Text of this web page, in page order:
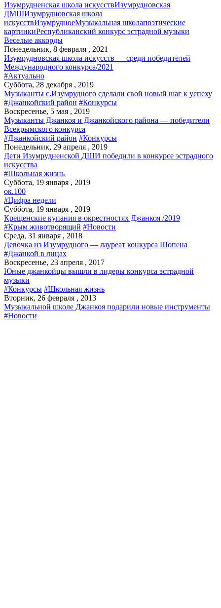
Изумрудненская школа искусствИзумрудновская
ДМШИзумрудновская школа
искусствИзумрудноеМузыкальная школапоэтические
картинкиРеспубликанский конкурс эстрадной музыки
Веселые аккорды
Понедельник, 8 февраля , 2021
Изумрудновская школа искусств — среди победителей
Международного конкурса/2021
#Актуально
Суббота, 28 декабря , 2019
Музыканты с.Изумрудного сделали свой новый шаг к успеху
#Джанкойский район #Конкурсы
Воскресенье, 5 мая , 2019
Музыканты Джанкоя и Джанкойского района — победители
Всекрымского конкурса
#Джанкойский район #Конкурсы
Понедельник, 29 апреля , 2019
Дети Изумрудненской ДШИ победили в конкурсе эстрадного
искусства
#Школьная жизнь
Суббота, 19 января , 2019
ок.100
#Цифра недели
Суббота, 19 января , 2019
Крещенские купания в окрестностях Джанкоя /2019
#Крым животворящий #Новости
Среда, 31 января , 2018
Девочка из Изумрудного — лауреат конкурса Шопена
#Джанкой в лицах
Воскресенье, 23 апреля , 2017
Юные джанкойцы вышли в лидеры конкурса эстрадной
музыки
#Конкурсы #Школьная жизнь
Вторник, 26 февраля , 2013
Музыкальной школе Джанкоя подарили новые инструменты
#Новости